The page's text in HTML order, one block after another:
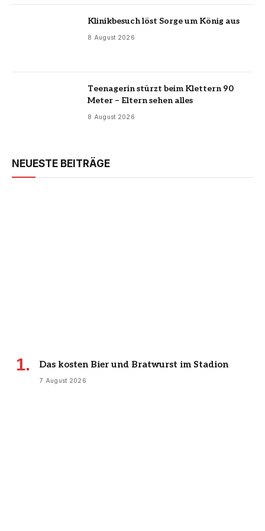
Klinikbesuch löst Sorge um König aus
8 August 2026
Teenagerin stürzt beim Klettern 90
Meter – Eltern sehen alles
8 August 2026
NEUESTE BEITRÄGE
Das kosten Bier und Bratwurst im Stadion
7 August 2026